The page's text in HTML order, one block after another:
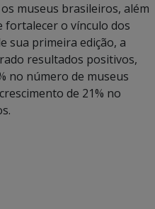
museus brasileiros, além
fortalecer o vínculo dos
sua primeira edição, a
resultados positivos,
no número de museus
de 21% no